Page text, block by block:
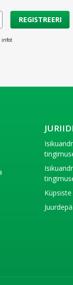
REGISTREERI
infot